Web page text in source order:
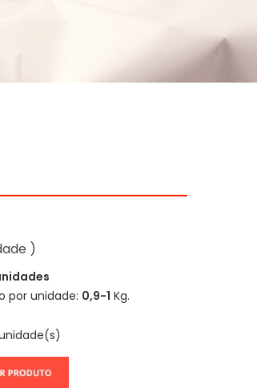
)
por unidade: 0,9-1 Kg.